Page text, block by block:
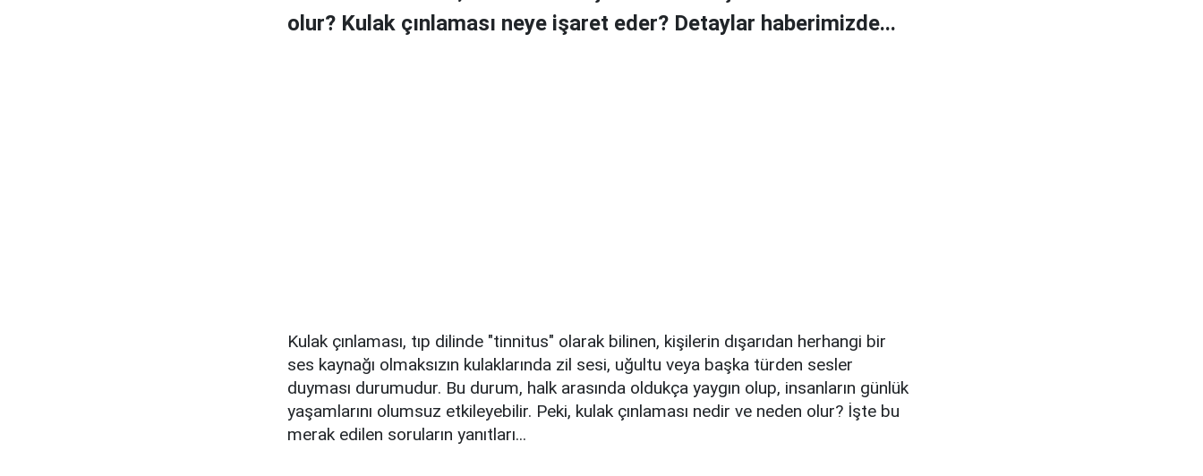
olur? Kulak çınlaması neye işaret eder? Detaylar haberimizde...
Kulak çınlaması, tıp dilinde "tinnitus" olarak bilinen, kişilerin dışarıdan herhangi bir
ses kaynağı olmaksızın kulaklarında zil sesi, uğultu veya başka türden sesler
duyması durumudur. Bu durum, halk arasında oldukça yaygın olup, insanların günlük
yaşamlarını olumsuz etkileyebilir. Peki, kulak çınlaması nedir ve neden olur? İşte bu
merak edilen soruların yanıtları...